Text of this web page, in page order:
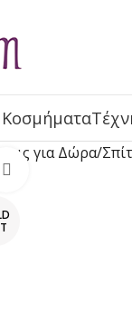
Κοσμήματα
για Δώρα